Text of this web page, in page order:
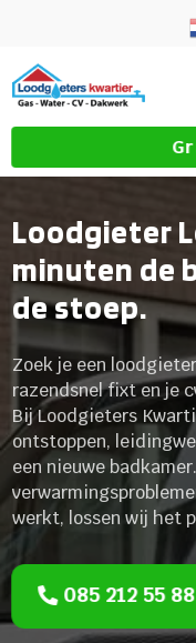
Loodgieter
minuten de
de stoep.
Zoek je een
razendsnel fixt en je
Bij Loodgieters
ontstoppen,
een nieuwe
werkt, lossen wij het
085 212 55 88